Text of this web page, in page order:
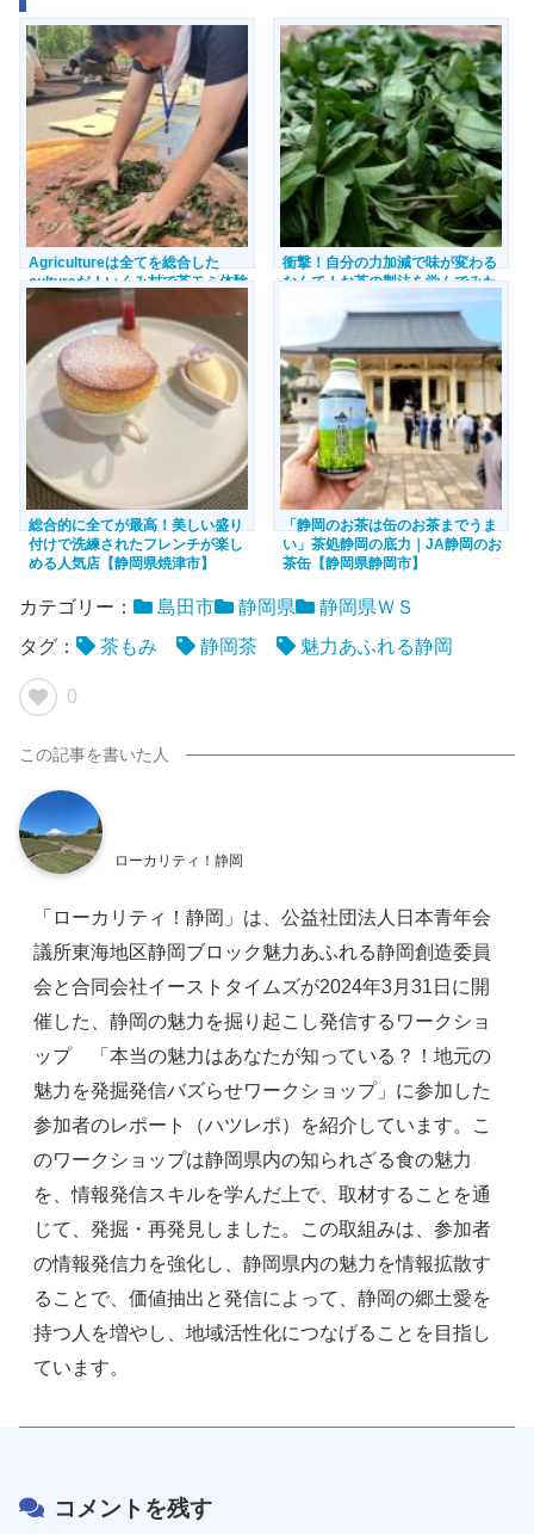
Agricultureは全てを総合した
cultureだ！いくみ村で茶モミ体験
【静岡県島田市】
衝撃！自分の力加減で味が変わる
なんて！お茶の製法を学んでみた
総合的に全てが最高！美しい盛り
付けで洗練されたフレンチが楽し
める人気店【静岡県焼津市】
「静岡のお茶は缶のお茶までうま
い」茶処静岡の底力｜JA静岡のお
茶缶【静岡県静岡市】
カテゴリー： 島田市 静岡県
静岡県ＷＳ
タグ：
茶もみ 静岡茶 魅力あふれる静岡
0
ローカリティ！静岡
「ローカリティ！静岡」は、公益社団法人日本青年会
議所東海地区静岡ブロック魅力あふれる静岡創造委員
会と合同会社イーストタイムズが2024年3月31日に開
催した、静岡の魅力を掘り起こし発信するワークショ
ップ 「本当の魅力はあなたが知っている？！地元の
魅力を発掘発信バズらせワークショップ」に参加した
参加者のレポート（ハツレポ）を紹介しています。こ
のワークショップは静岡県内の知られざる食の魅力
を、情報発信スキルを学んだ上で、取材することを通
じて、発掘・再発見しました。この取組みは、参加者
の情報発信力を強化し、静岡県内の魅力を情報拡散す
ることで、価値抽出と発信によって、静岡の郷土愛を
持つ人を増やし、地域活性化につなげることを目指し
ています。
コメントを残す